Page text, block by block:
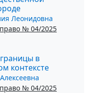
Леонидовна
№ 04/2025
в
контексте
№ 04/2025